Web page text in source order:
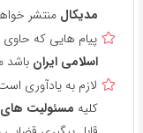
مدیکال منتشر
پیام هایی که حاوی
اسلامی ایران باشد
لازم به
کلیه مسئولیت